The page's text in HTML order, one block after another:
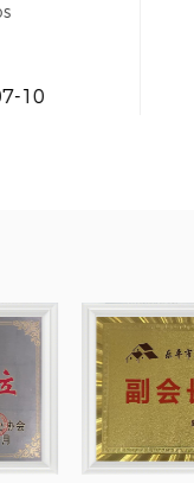
envases genérico. El
>>>